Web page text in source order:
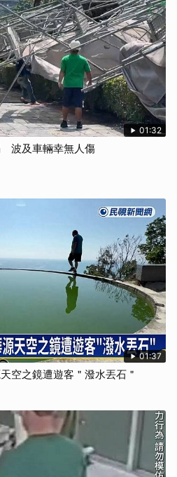
01:32
波及車輛幸無人傷
01:37
空之鏡遭遊客＂潑水丟石＂